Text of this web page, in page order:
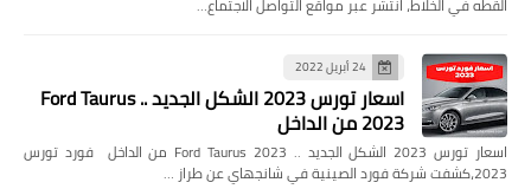
24 أبريل 2022
اسعار تورس 2023 الشكل الجديد .. Ford Taurus
2023 من الداخل
اسعار تورس 2023 الشكل الجديد .. Ford Taurus 2023 من الداخل فورد تورس
2023،كشفت شركة فورد الصينية في شانجهاي عن طراز …